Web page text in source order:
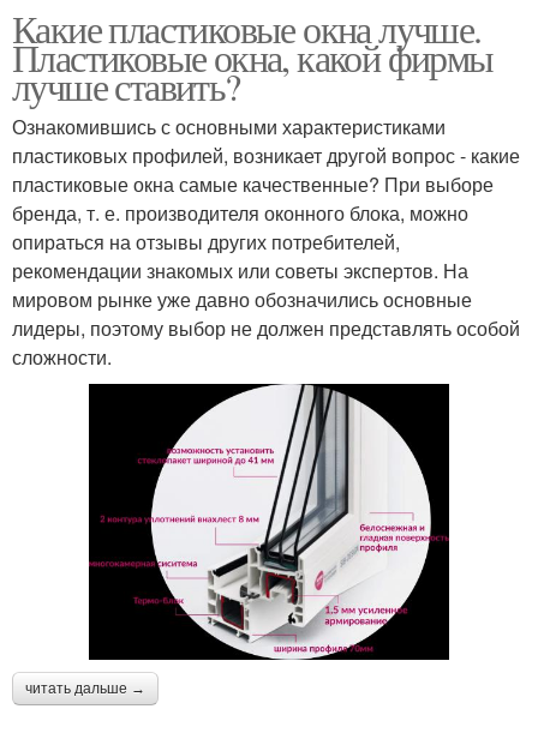
Какие пластиковые окна лучше.
Пластиковые окна, какой фирмы
лучше ставить?
Ознакомившись с основными характеристиками
пластиковых профилей, возникает другой вопрос - какие
пластиковые окна самые качественные? При выборе
бренда, т. е. производителя оконного блока, можно
опираться на отзывы других потребителей,
рекомендации знакомых или советы экспертов. На
мировом рынке уже давно обозначились основные
лидеры, поэтому выбор не должен представлять особой
сложности.
читать дальше →